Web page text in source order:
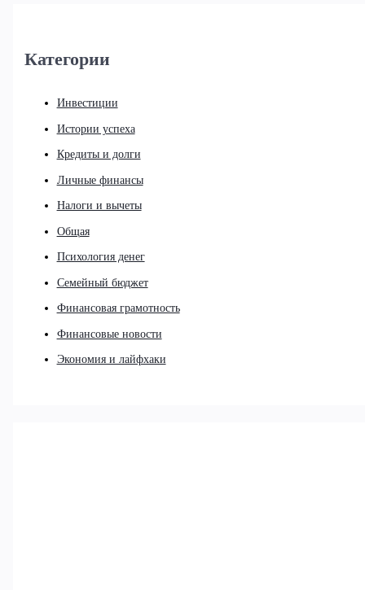
Категории
Инвестиции
Истории успеха
Кредиты и долги
Личные финансы
Налоги и вычеты
Общая
Психология денег
Семейный бюджет
Финансовая грамотность
Финансовые новости
Экономия и лайфхаки